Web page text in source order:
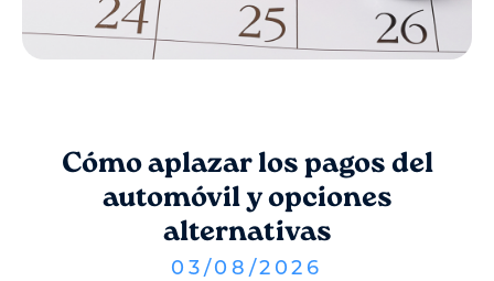
Cómo aplazar los pagos del
automóvil y opciones
alternativas
03 / 08 /2026